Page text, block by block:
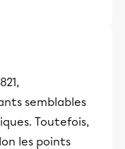
semblables
Toutefois,
les points